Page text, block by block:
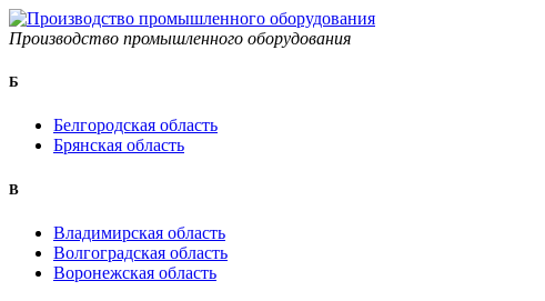
Производство промышленного оборудования
Б
Белгородская область
Брянская область
B
Владимирская область
Волгоградская область
Воронежская область